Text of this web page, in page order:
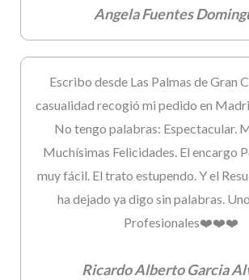
Angela Fuentes
Escribo desde Las Palmas de Gran
casualidad recogió mi pedido en
No tengo palabras: Espectacular.
Muchísimas Felicidades. El encargo
muy fácil. El trato estupendo. Y el
ha dejado ya digo sin palabras.
Profesionales❤️❤️❤️
Ricardo Alberto Garcia